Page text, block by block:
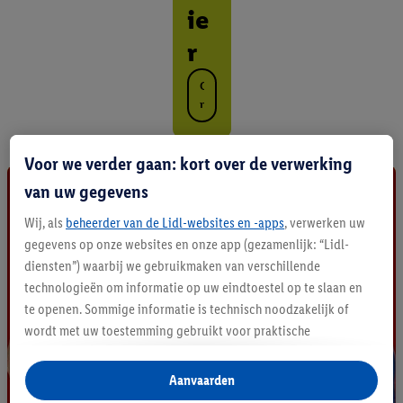
ie
r
O
n
t
e
l
e
p
r
o
u
Voor we verder gaan: kort over de verwerking
van uw gegevens
Wij, als beheerder van de Lidl-websites en -apps, verwerken uw
gegevens op onze websites en onze app (gezamenlijk: “Lidl-
diensten”) waarbij we gebruikmaken van verschillende
technologieën om informatie op uw eindtoestel op te slaan en
te openen. Sommige informatie is technisch noodzakelijk of
wordt met uw toestemming gebruikt voor praktische
reclame binnen en buiten de Lidl-diensten aan te bieden. Als u
deelneemt aan het Lidl Plus-programma, worden voor deze
Aanvaarden